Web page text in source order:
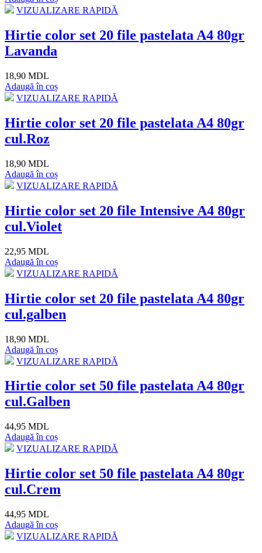
VIZUALIZARE RAPIDĂ
Hirtie color set 20 file pastelata A4 80gr
Lavanda
18,90 MDL
Adaugă în coș
VIZUALIZARE RAPIDĂ
Hirtie color set 20 file pastelata A4 80gr
cul.Roz
18,90 MDL
Adaugă în coș
VIZUALIZARE RAPIDĂ
Hirtie color set 20 file Intensive A4 80gr
cul.Violet
22,95 MDL
Adaugă în coș
VIZUALIZARE RAPIDĂ
Hirtie color set 20 file pastelata A4 80gr
cul.galben
18,90 MDL
Adaugă în coș
VIZUALIZARE RAPIDĂ
Hirtie color set 50 file pastelata A4 80gr
cul.Galben
44,95 MDL
Adaugă în coș
VIZUALIZARE RAPIDĂ
Hirtie color set 50 file pastelata A4 80gr
cul.Crem
44,95 MDL
Adaugă în coș
VIZUALIZARE RAPIDĂ